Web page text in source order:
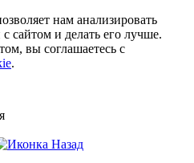
нам анализировать
сайтом и делать его лучше.
вы соглашаетесь с
.
Назад